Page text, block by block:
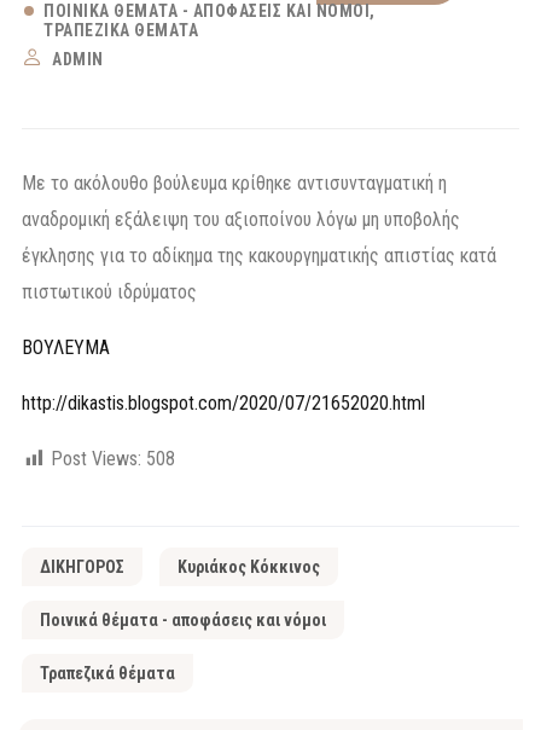
ΠΟΙΝΙΚΆ ΘΈΜΑΤΑ - ΑΠΟΦΆΣΕΙΣ ΚΑΙ ΝΌΜΟΙ
ΤΡΑΠΕΖΙΚΆ ΘΈΜΑΤΑ
ADMIN
Με το ακόλουθο βούλευμα κρίθηκε αντισυνταγματική η
αναδρομική εξάλειψη του αξιοποίνου λόγω μη υποβολής
έγκλησης για το αδίκημα της κακουργηματικής απιστίας κατά
πιστωτικού ιδρύματος
ΒΟΥΛΕΥΜΑ
http://dikastis.blogspot.com/2020/07/21652020.html
Post Views: 508
ΔΙΚΗΓΟΡΟΣ Κυριάκος Κόκκινος
Ποινικά θέματα - αποφάσεις και νόμοι
Τραπεζικά θέματα